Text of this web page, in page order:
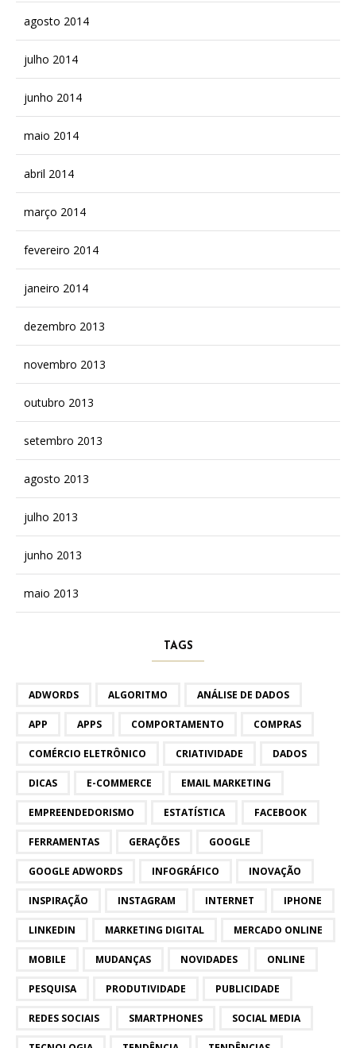
agosto 2014
julho 2014
junho 2014
maio 2014
abril 2014
março 2014
fevereiro 2014
janeiro 2014
dezembro 2013
novembro 2013
outubro 2013
setembro 2013
agosto 2013
julho 2013
junho 2013
maio 2013
TAGS
ADWORDS ALGORITMO ANÁLISE DE DADOS
APP APPS COMPORTAMENTO COMPRAS
COMÉRCIO ELETRÔNICO CRIATIVIDADE DADOS
DICAS E-COMMERCE EMAIL MARKETING
EMPREENDEDORISMO ESTATÍSTICA FACEBOOK
FERRAMENTAS GERAÇÕES GOOGLE
GOOGLE ADWORDS INFOGRÁFICO INOVAÇÃO
INSPIRAÇÃO INSTAGRAM INTERNET IPHONE
LINKEDIN MARKETING DIGITAL MERCADO ONLINE
MOBILE MUDANÇAS NOVIDADES ONLINE
PESQUISA PRODUTIVIDADE PUBLICIDADE
REDES SOCIAIS SMARTPHONES SOCIAL MEDIA